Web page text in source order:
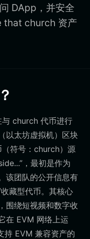
DApp，并安全
that church 资产
church 代币进行
以太坊虚拟机）区块
符号：church）源
，最初是作为
该团队的公开信息有
藏型代币。其核心
围绕短视频和数字收
在 EVM 网络上运
持 EVM 兼容资产的